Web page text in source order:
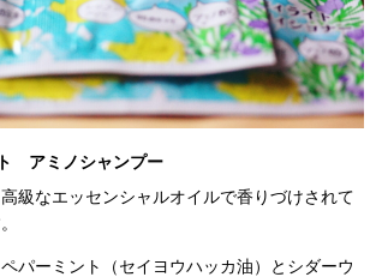
アミノシャンプー
高級なエッセンシャルオイルで香りづけされて
パーミント（セイヨウハッカ油）とシダーウ